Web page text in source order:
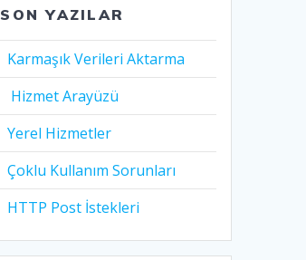
SON YAZILAR
Karmaşık Verileri Aktarma
Hizmet Arayüzü
Yerel Hizmetler
Çoklu Kullanım Sorunları
HTTP Post İstekleri